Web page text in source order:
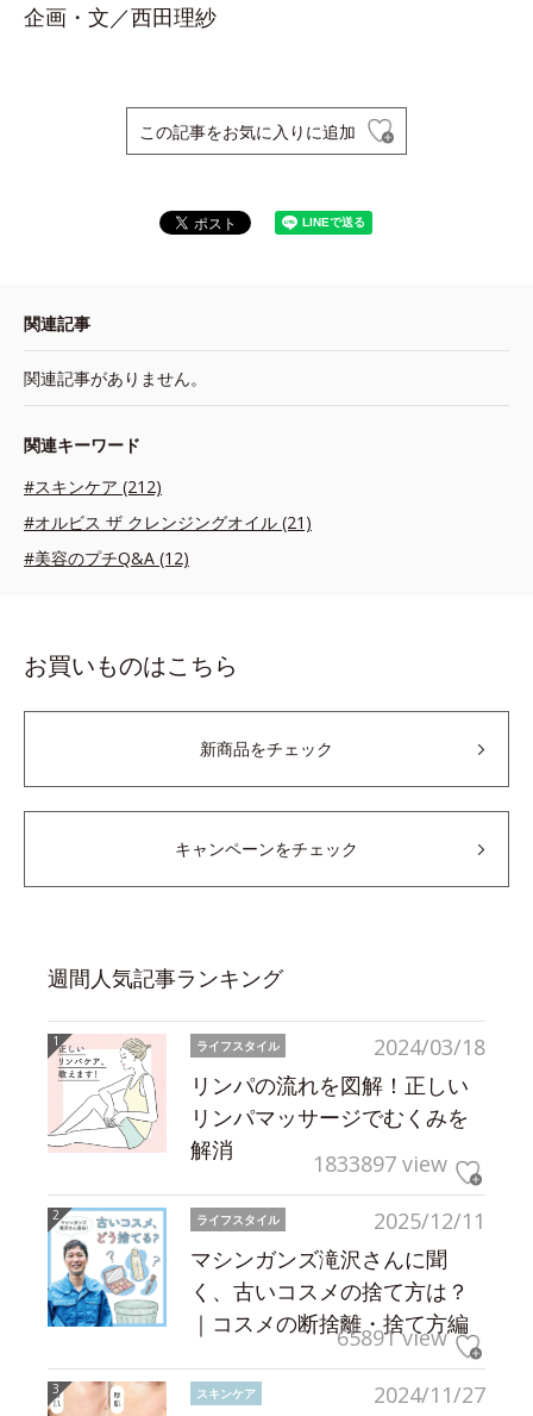
企画・文／西田理紗
この記事をお気に入りに追加
関連記事
関連記事がありません。
関連キーワード
#スキンケア (212)
#オルビス ザ クレンジングオイル (21)
#美容のプチQ&A (12)
お買いものはこちら
新商品をチェック
キャンペーンをチェック
週間人気記事ランキング
2024/03/18
ライフスタイル
リンパの流れを図解！正しい
リンパマッサージでむくみを
解消
1833897 view
2025/12/11
ライフスタイル
マシンガンズ滝沢さんに聞
く、古いコスメの捨て方は？
｜コスメの断捨離・捨て方編
65891 view
2024/11/27
スキンケア